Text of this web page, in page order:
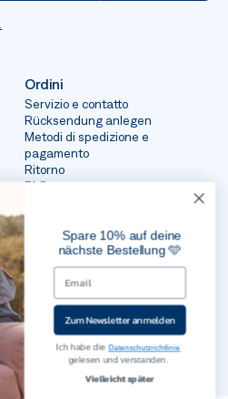
Ordini
Servizio e contatto
Rücksendung anlegen
Metodi di spedizione e
pagamento
Ritorno
FAQ
Spare 10% auf deine
nächste Bestellung 🩵
Zum Newsletter anmelden
Ich habe dieDatenschutzrichtlinie
gelesen und verstanden.
Vielleicht später